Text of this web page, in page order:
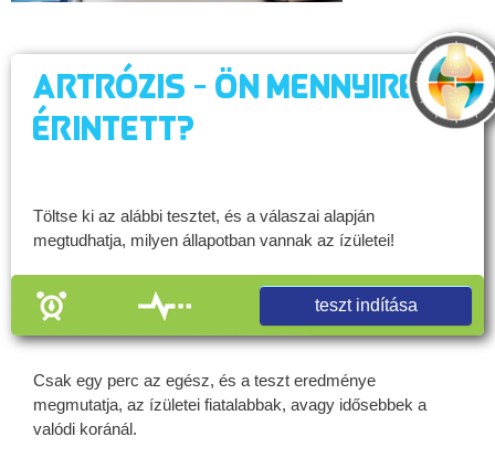
Artrózis - Ön mennyire
érintett?
Töltse ki az alábbi tesztet, és a válaszai alapján
megtudhatja, milyen állapotban vannak az ízületei!
teszt indítása
Csak egy perc az egész, és a teszt eredménye
megmutatja, az ízületei fiatalabbak, avagy idősebbek a
valódi koránál.